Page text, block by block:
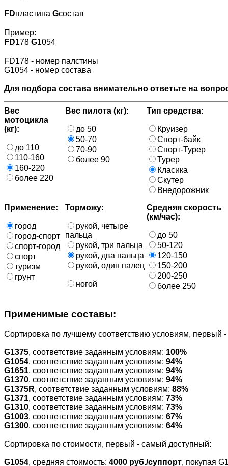
FDпластина Gсостав
Пример:
FD178 G1054
FD178 - номер палстины
G1054 - номер состава
Для подбора состава внимательно ответьте на
Вес
мотоцикла
(кг):
до 110
110-160
160-220
более 220
Вес пилота (кг):
до 50
50-70
70-90
более 90
Тип средства:
Круизер
Спорт-байк
Спорт-Турер
Турер
Класика
Скутер
Внедорожник
Применение:
город
город-спорт
спорт-город
спорт
туризм
грунт
Торможу:
рукой, четыре
пальца
рукой, три пальца
рукой, два пальца
рукой, один палец
ногой
Средняя скорость
(км/час):
до 50
50-120
120-150
150-200
200-250
более 250
Применимые составы:
Cортировка по лучшему соответствию условиям, первый
G1375, соответствие заданным условиям: 100%
G1054, соответствие заданным условиям: 94%
G1651, соответствие заданным условиям: 94%
G1370, соответствие заданным условиям: 94%
G1375R, соответствие заданным условиям: 88%
G1371, соответствие заданным условиям: 73%
G1310, соответствие заданным условиям: 73%
G1003, соответствие заданным условиям: 67%
G1300, соответствие заданным условиям: 64%
Cортировка по стоимости, первый - самый доступный:
G1054, средняя стоимость: 4000 руб./суппорт, покупая